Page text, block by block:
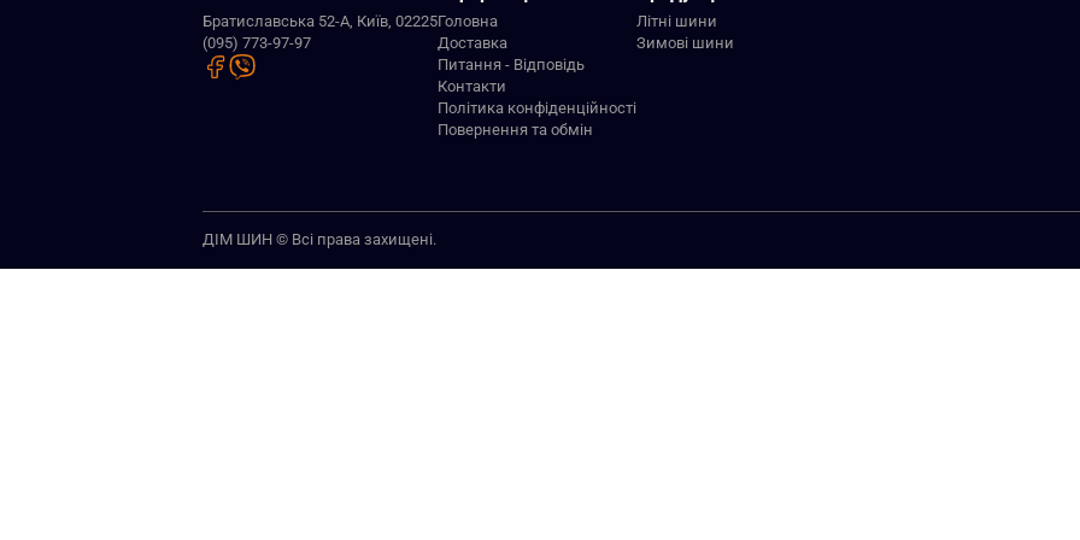
Братиславська 52-А, Київ, 02225
(095) 773-97-97
Головна
Доставка
Питання - Відповідь
Контакти
Політика конфіденційності
Повернення та обмін
Літні шини
Зимові шини
ДІМ ШИН © Всі права захищені.